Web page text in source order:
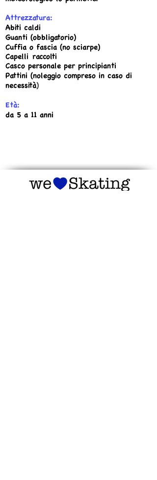
Attrezzatura:
Abiti caldi
Guanti (obbligatorio)
Cuffia o fascia (no sciarpe)
Capelli raccolti
Casco personale per principianti
Pattini (noleggio compreso in caso di
necessità)
Età:
da 5 a 11 anni